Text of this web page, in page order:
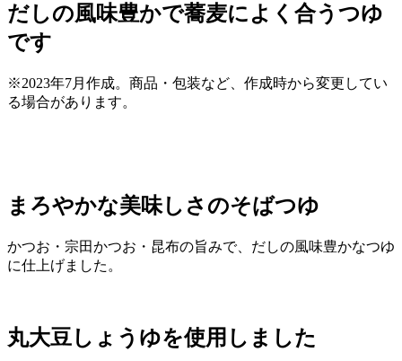
だしの風味豊かで蕎麦によく合うつゆ
です
※2023年7月作成。商品・包装など、作成時から変更してい
る場合があります。
まろやかな美味しさのそばつゆ
かつお・宗田かつお・昆布の旨みで、だしの風味豊かなつゆ
に仕上げました。
丸大豆しょうゆを使用しました